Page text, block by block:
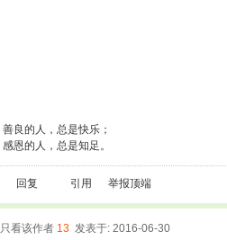
善良的人，总是快乐；
感恩的人，总是知足。
回复 引用 举报顶端
只看该作者 13 发表于: 2016-06-30